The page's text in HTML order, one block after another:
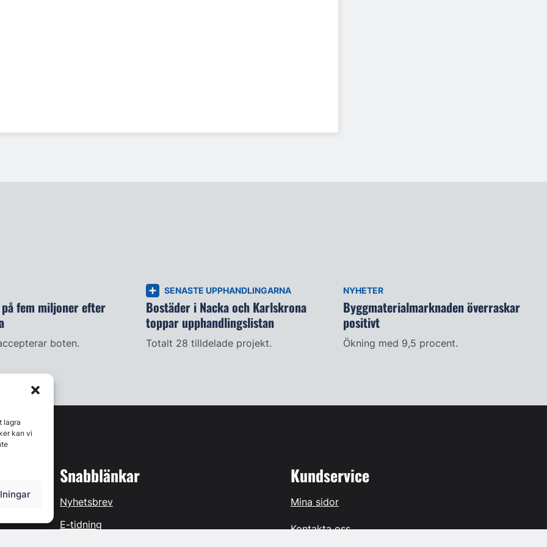
lagra
kan vi
på fem miljoner efter
boten.
SENASTE UPPHANDLINGARNA
Bostäder i Nacka och Karlskrona
toppar upphandlingslistan
Totalt 28 tilldelade projekt.
NYHETER
Byggmaterialmarknaden överraskar
positivt
Ökning med 9,5 procent.
Snabblänkar
Nyhetsbrev
E-tidning
Kundservice
Mina sidor
Kontakta oss